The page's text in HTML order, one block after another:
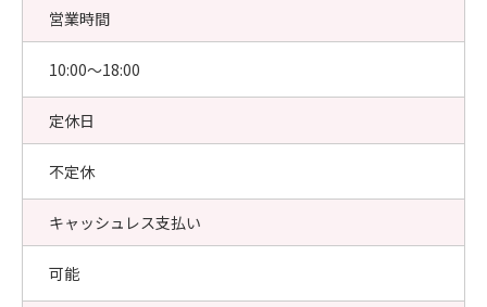
営業時間
10:00〜18:00
定休日
不定休
キャッシュレス支払い
可能